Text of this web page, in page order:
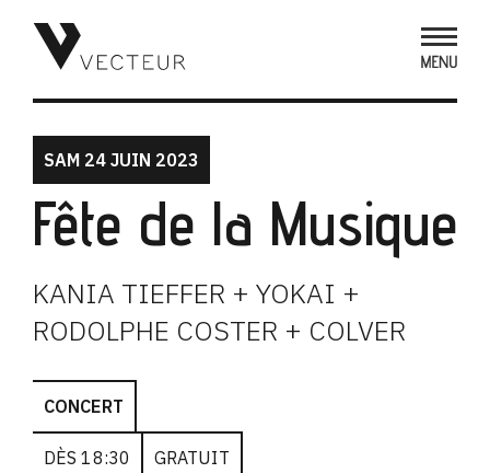
SAM 24 JUIN 2023
Fête de la Musique
KANIA TIEFFER + YOKAI +
RODOLPHE COSTER + COLVER
CONCERT
DÈS 18:30 GRATUIT